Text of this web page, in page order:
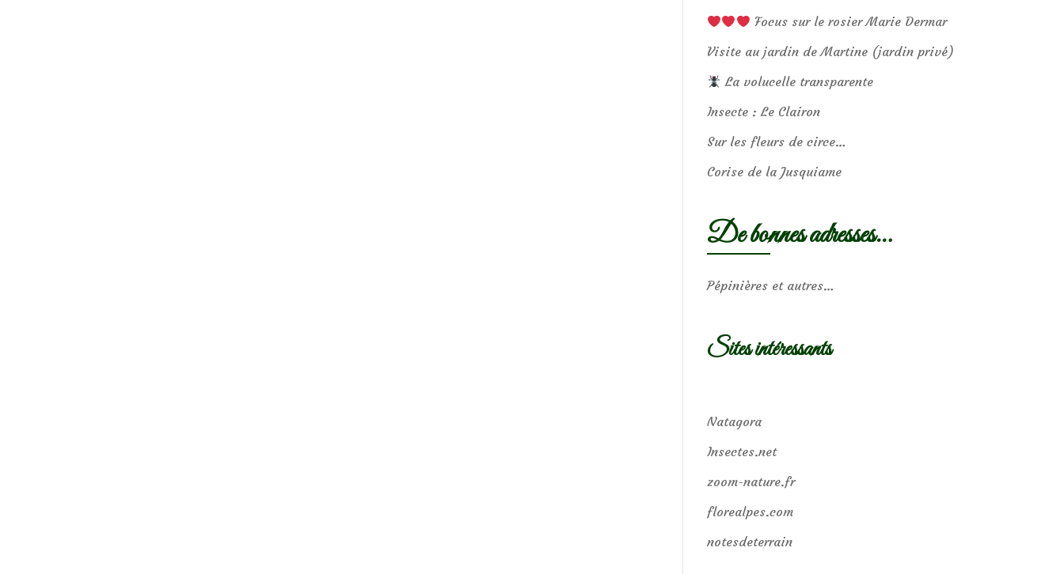
Focus sur le rosier Marie Dermar
Visite au jardin de Martine (jardin privé)
La volucelle transparente
Insecte : Le Clairon
Sur les fleurs de circe…
Corise de la Jusquiame
De bonnes adresses…
Pépinières et autres…
Sites intéressants
Natagora
Insectes.net
zoom-nature.fr
florealpes.com
notesdeterrain